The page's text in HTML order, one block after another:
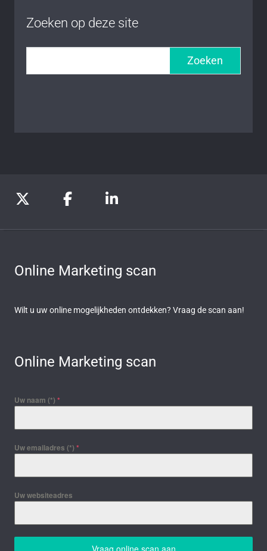
Zoeken op deze site
Zoeken
Online Marketing scan
Wilt u uw online mogelijkheden ontdekken? Vraag de scan aan!
Online Marketing scan
Uw naam (*) *
Uw emailadres (*) *
Uw websiteadres